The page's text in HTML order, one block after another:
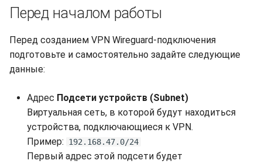
iПеред началом работы
Перед созданием VPN Wireguard-подключения
подготовьте и самостоятельно задайте следующие
данные:
Адрес Подсети устройств (Subnet)
Виртуальная сеть, в которой будут находиться
устройства, подключающиеся к VPN.
Пример:
192.168.47.0/24
Первый адрес этой подсети будет